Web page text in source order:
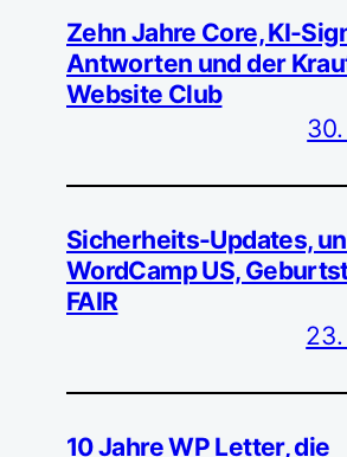
Zehn Jahre Core, KI-
Antworten und der
Website Club
Sicherheits-Updates,
WordCamp US,
FAIR
10 Jahre WP Letter, die